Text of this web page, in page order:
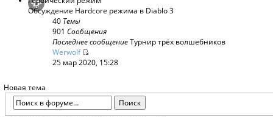
Обсуждение Hardcore режима в Diablo 3
40 Темы
901 Сообщения
Последнее сообщениеТурнир трёх волшебников
Werwolf
25 мар 2020, 15:28
Новая тема